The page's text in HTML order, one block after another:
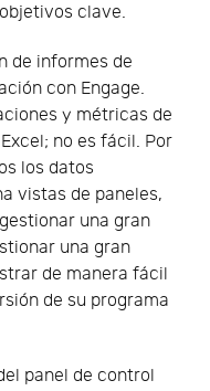
clave.
de informes de
con Engage.
y métricas de
no es fácil. Por
los datos
vistas de paneles,
una gran
una gran
de manera fácil
de su programa
panel de control